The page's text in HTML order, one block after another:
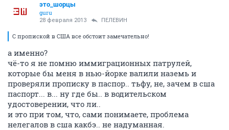
это_шорцы
guru
28 февраля 2013 ПЕЛЕВИН
С пропиской в США все обстоит замечательно!
а именно?
чё-то я не помню иммиграционных патрулей,
которые бы меня в нью-йорке валили наземь и
проверяли прописку в паспор.. тьфу, не, зачем в сша
паспорт... в... ну где бы.. в водительском
удостоверении, что ли..
и это при том, что, сами понимаете, проблема
нелегалов в сша какбэ.. не надуманная.